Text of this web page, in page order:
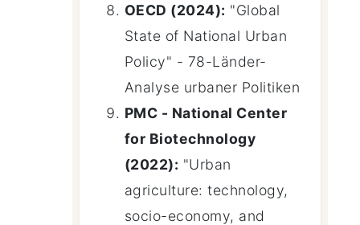
OECD (2024): "Global
State of National Urban
Policy" - 78-Länder-
Analyse urbaner Politiken
PMC - National Center
for Biotechnology
(2022): "Urban
agriculture: technology,
socio-economy, and